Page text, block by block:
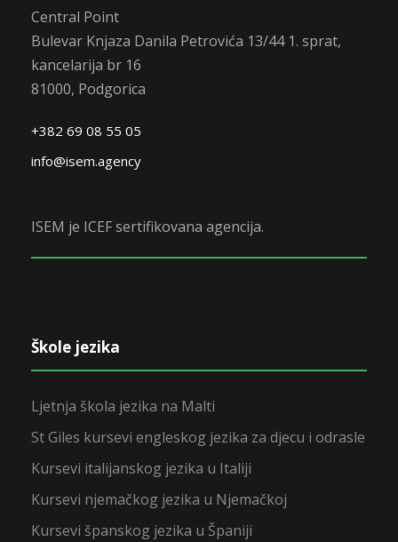
Central Point
Bulevar Knjaza Danila Petrovića 13/44 1. sprat,
kancelarija br 16
81000, Podgorica
+382 69 08 55 05
info@isem.agency
ISEM je ICEF sertifikovana agencija.
Škole jezika
Ljetnja škola jezika na Malti
St Giles kursevi engleskog jezika za djecu i odrasle
Kursevi italijanskog jezika u Italiji
Kursevi njemačkog jezika u Njemačkoj
Kursevi španskog jezika u Španiji